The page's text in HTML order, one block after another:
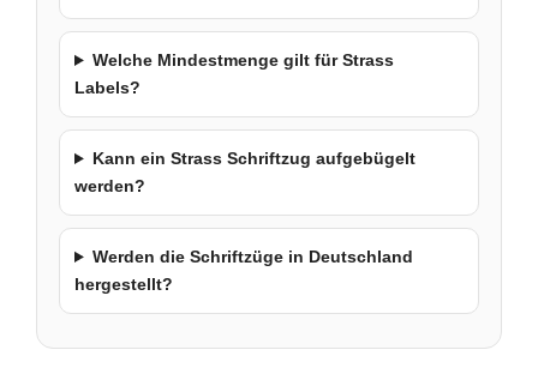
Welche Mindestmenge gilt für Strass
Labels?
Kann ein Strass Schriftzug aufgebügelt
werden?
Werden die Schriftzüge in Deutschland
hergestellt?